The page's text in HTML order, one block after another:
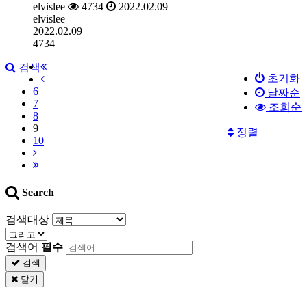
elvislee
4734
2022.02.09
elvislee
2022.02.09
4734
초기화
날짜순
조회순
정렬
검색
6
7
8
9
10
Search
검색대상
검색어 필수
검색
닫기